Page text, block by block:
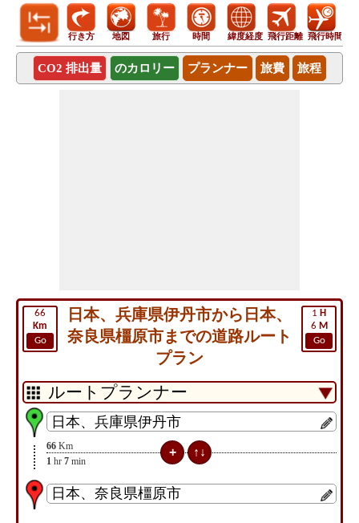
行き方 地図 旅行 時間 緯度経度 飛行距離 飛行時間
CO2 排出量 のカロリー プランナー 旅費 旅程
66
Km
Go
1 H
6 M
Go
日本、兵庫県伊丹市から日本、
奈良県橿原市までの道路ルート
プラン
66 Km
1 hr 7 min